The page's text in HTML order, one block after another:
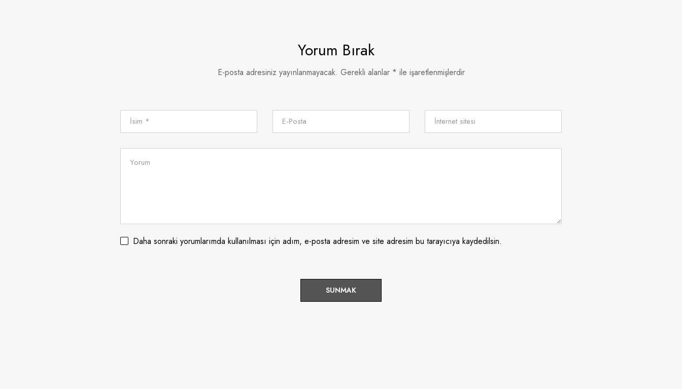
Yorum Bırak
E-posta adresiniz yayınlanmayacak. Gerekli alanlar * ile işaretlenmişlerdir
Daha sonraki yorumlarımda kullanılması için adım, e-posta adresim ve site adresim bu tarayıcıya kaydedilsin.